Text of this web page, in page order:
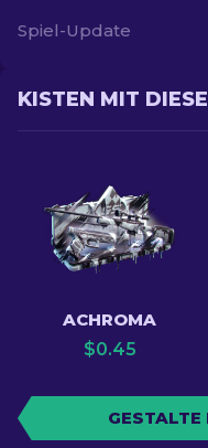
Spiel-Update
KISTEN MIT
ACHROMA
$0.45
GESTALTE